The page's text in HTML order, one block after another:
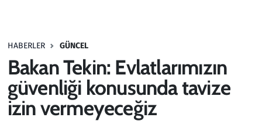
HABERLER GÜNCEL
Bakan Tekin: Evlatlarımızın
güvenliği konusunda tavize
izin vermeyeceğiz
Haber
Kültür Sanat
Kurumsal Haberler